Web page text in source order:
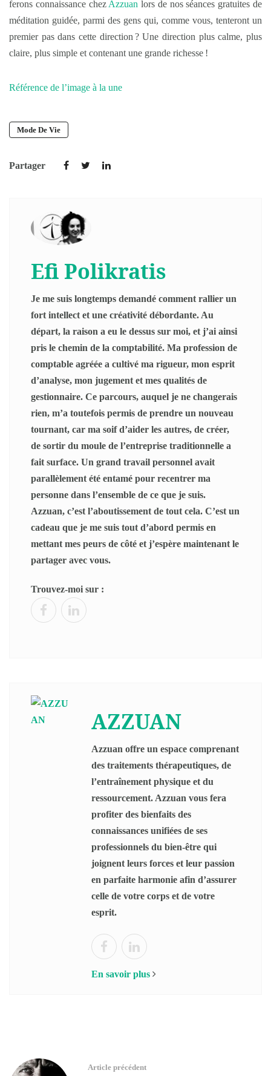
ferons connaissance chez Azzuan lors de nos séances gratuites de
méditation guidée, parmi des gens qui, comme vous, tenteront un
premier pas dans cette direction ? Une direction plus calme, plus
claire, plus simple et contenant une grande richesse !
Référence de l’image à la une
Mode De Vie
Partager
Efi Polikratis
Je me suis longtemps demandé comment rallier un
fort intellect et une créativité débordante. Au
départ, la raison a eu le dessus sur moi, et j’ai ainsi
pris le chemin de la comptabilité. Ma profession de
comptable agréée a cultivé ma rigueur, mon esprit
d’analyse, mon jugement et mes qualités de
gestionnaire. Ce parcours, auquel je ne changerais
rien, m’a toutefois permis de prendre un nouveau
tournant, car ma soif d’aider les autres, de créer,
de sortir du moule de l’entreprise traditionnelle a
fait surface. Un grand travail personnel avait
parallèlement été entamé pour recentrer ma
personne dans l’ensemble de ce que je suis.
Azzuan, c’est l’aboutissement de tout cela. C’est un
cadeau que je me suis tout d’abord permis en
mettant mes peurs de côté et j’espère maintenant le
partager avec vous.
Trouvez-moi sur :
AZZUAN
Azzuan offre un espace comprenant
des traitements thérapeutiques, de
l’entraînement physique et du
ressourcement. Azzuan vous fera
profiter des bienfaits des
connaissances unifiées de ses
professionnels du bien-être qui
joignent leurs forces et leur passion
en parfaite harmonie afin d’assurer
celle de votre corps et de votre
esprit.
En savoir plus
Article précédent